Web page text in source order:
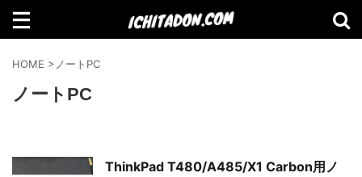
検索
【Amazon】2021年Amazonで買って
HOME > ノートPC
ノートPC
ThinkPad T480/A485/X1 Carbon用ノ